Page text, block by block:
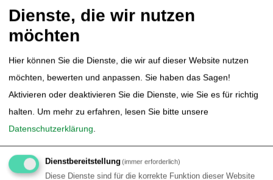
Survival Abenteuer (Tag 3)
Um 05:30 stehen Sie heute morgen auf, um zu
geht es wieder auf den Weg zum Fischfang fürs
Abendessen. Nach dem leckeren Essen wird noch
Dienste, die wir nutzen
möchten
Hier können Sie die Dienste, die wir auf dieser Website nutzen
möchten, bewerten und anpassen. Sie haben das Sagen!
Aktivieren oder deaktivieren Sie die Dienste, wie Sie es für richtig
halten. Um mehr zu erfahren, lesen Sie bitte unsere
Datenschutzerklärung.
Dienstbereitstellung(immer erforderlich)
Diese Dienste sind für die korrekte Funktion dieser Website